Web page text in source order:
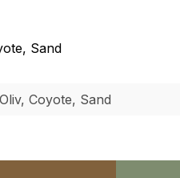
Sand
Coyote, Sand